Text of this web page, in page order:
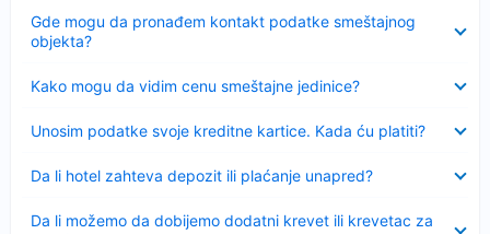
Gde mogu da pronađem kontakt podatke smeštajnog
objekta?
Kako mogu da vidim cenu smeštajne jedinice?
Unosim podatke svoje kreditne kartice. Kada ću platiti?
Da li hotel zahteva depozit ili plaćanje unapred?
Da li možemo da dobijemo dodatni krevet ili krevetac za